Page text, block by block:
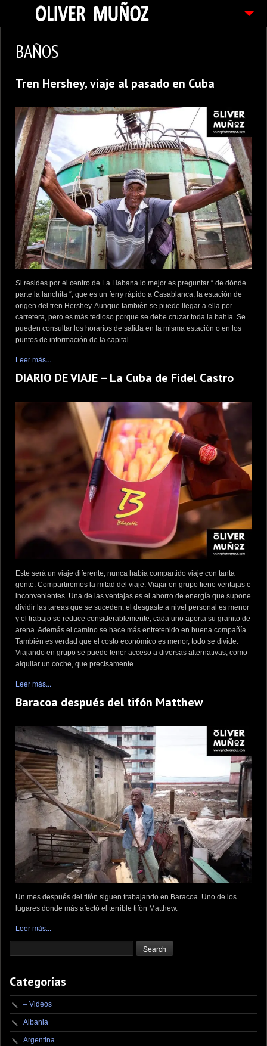
FOTOGRAFIAS
CONTACTO
BAÑOS
Tren Hershey, viaje al pasado en Cuba
Si resides por el centro de La Habana lo mejor es preguntar “ de dónde
parte la lanchita “, que es un ferry rápido a Casablanca, la estación de
origen del tren Hershey. Aunque también se puede llegar a ella por
carretera, pero es más tedioso porque se debe cruzar toda la bahía. Se
pueden consultar los horarios de salida en la misma estación o en los
puntos de información de la capital.
Leer más...
DIARIO DE VIAJE – La Cuba de Fidel Castro
Este será un viaje diferente, nunca había compartido viaje con tanta
gente. Compartiremos la mitad del viaje. Viajar en grupo tiene ventajas e
inconvenientes. Una de las ventajas es el ahorro de energía que supone
dividir las tareas que se suceden, el desgaste a nivel personal es menor
y el trabajo se reduce considerablemente, cada uno aporta su granito de
arena. Además el camino se hace más entretenido en buena compañía.
También es verdad que el costo económico es menor, todo se divide.
Viajando en grupo se puede tener acceso a diversas alternativas, como
alquilar un coche, que precisamente...
Leer más...
Baracoa después del tifón Matthew
Un mes después del tifón siguen trabajando en Baracoa. Uno de los
lugares donde más afectó el terrible tifón Matthew.
Leer más...
Categorías
– Videos
Albania
Argentina